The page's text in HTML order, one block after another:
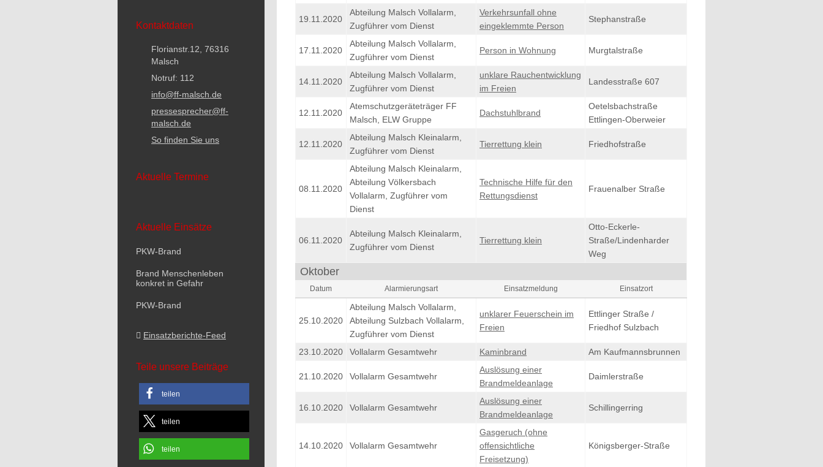
19.11.2020
Abteilung Malsch Vollalarm,
Zugführer vom Dienst
Verkehrsunfall ohne
eingeklemmte Person
Stephanstraße
17.11.2020
Abteilung Malsch Vollalarm,
Zugführer vom Dienst
Person in Wohnung Murgtalstraße
14.11.2020
Abteilung Malsch Vollalarm,
Zugführer vom Dienst
unklare Rauchentwicklung
im Freien
Landesstraße 607
12.11.2020
Atemschutzgeräteträger FF
Malsch, ELW Gruppe
Dachstuhlbrand
Oetelsbachstraße
Ettlingen-Oberweier
12.11.2020
Abteilung Malsch Kleinalarm,
Zugführer vom Dienst
Tierrettung klein Friedhofstraße
08.11.2020
Abteilung Malsch Kleinalarm,
Abteilung Völkersbach
Vollalarm, Zugführer vom
Dienst
Technische Hilfe für den
Rettungsdienst
Frauenalber Straße
06.11.2020
Abteilung Malsch Kleinalarm,
Zugführer vom Dienst
Tierrettung klein
Otto-Eckerle-
Straße/Lindenharder
Weg
Oktober
Datum Alarmierungsart Einsatzmeldung Einsatzort
25.10.2020
Abteilung Malsch Vollalarm,
Abteilung Sulzbach Vollalarm,
Zugführer vom Dienst
unklarer Feuerschein im
Freien
Ettlinger Straße /
Friedhof Sulzbach
23.10.2020 Vollalarm Gesamtwehr Kaminbrand Am Kaufmannsbrunnen
21.10.2020 Vollalarm Gesamtwehr
Auslösung einer
Brandmeldeanlage
Daimlerstraße
16.10.2020 Vollalarm Gesamtwehr
Auslösung einer
Brandmeldeanlage
Schillingerring
14.10.2020 Vollalarm Gesamtwehr
Gasgeruch (ohne
offensichtliche
Freisetzung)
Königsberger-Straße
Kontaktdaten
Florianstr.12, 76316
Malsch
Notruf: 112
info@ff-malsch.de
pressesprecher@ff-
malsch.de
So finden Sie uns
Aktuelle Termine
Aktuelle Einsätze
PKW-Brand
Brand Menschenleben
konkret in Gefahr
PKW-Brand
Einsatzberichte-Feed
Teile unsere Beiträge
teilen
teilen
teilen